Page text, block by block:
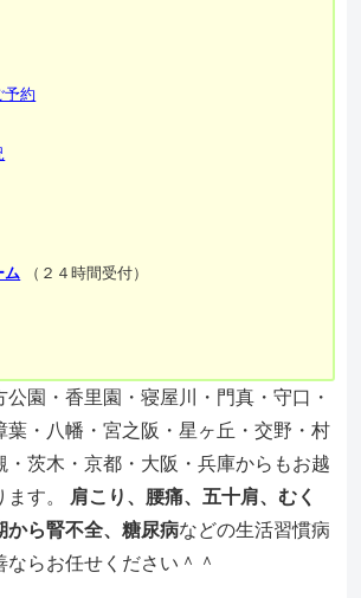
予約
ム （２４時間受付）
園・香里園・寝屋川・門真・守口・
葉・八幡・宮之阪・星ヶ丘・交野・村
・茨木・京都・大阪・兵庫からもお越
ます。
肩こり、腰痛、五十肩、むく
から腎不全、糖尿病などの生活習慣病
らお任せください＾＾